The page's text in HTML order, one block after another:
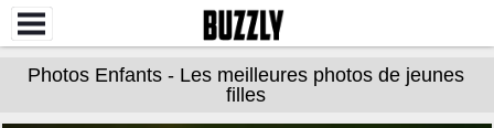
Photos Enfants - Les meilleures photos de jeunes
filles